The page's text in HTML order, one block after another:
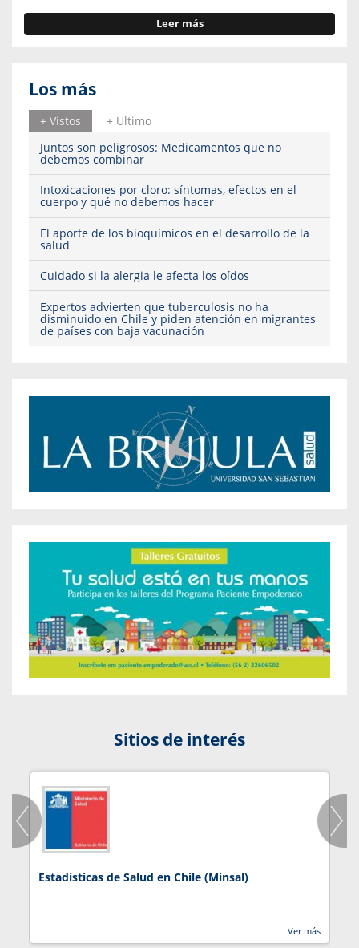
Leer más
Los más
+ Vistos
+ Ultimo
Juntos son peligrosos: Medicamentos que no
debemos combinar
Intoxicaciones por cloro: síntomas, efectos en el
cuerpo y qué no debemos hacer
El aporte de los bioquímicos en el desarrollo de la
salud
Cuidado si la alergia le afecta los oídos
Expertos advierten que tuberculosis no ha
disminuido en Chile y piden atención en migrantes
de países con baja vacunación
Sitios de interés
Estadísticas de Salud en Chile (Minsal)
Ver más